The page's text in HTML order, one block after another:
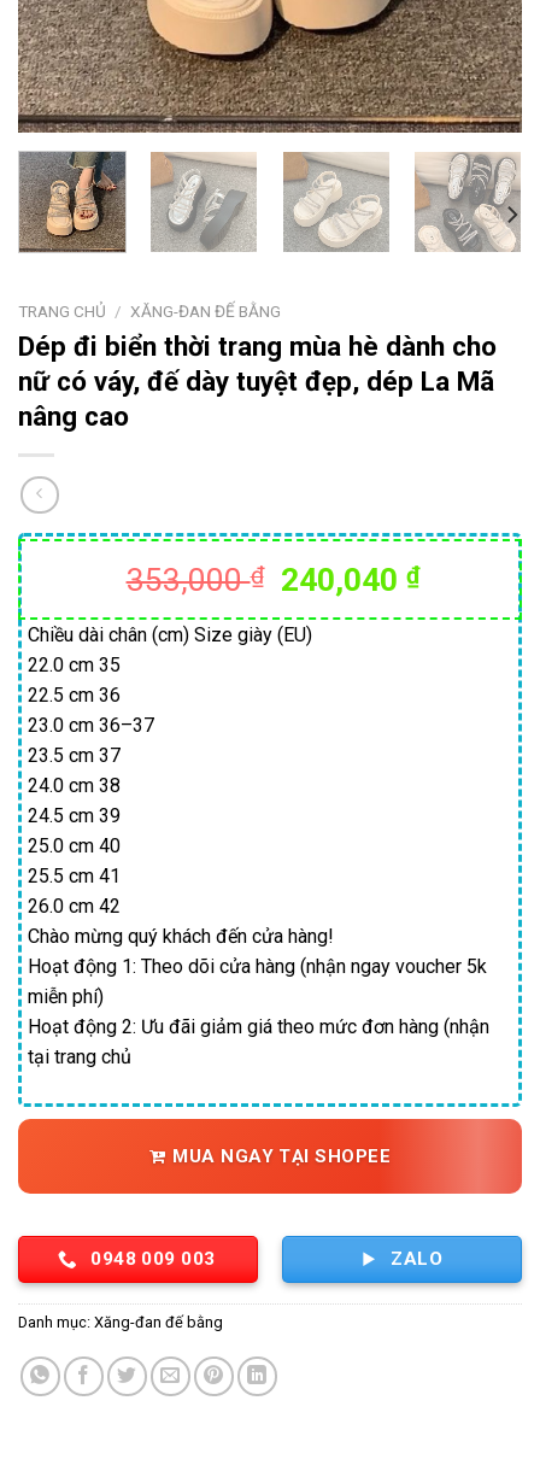
TRANG CHỦ / XĂNG-ĐAN ĐẾ BẰNG
Dép đi biển thời trang mùa hè dành cho
nữ có váy, đế dày tuyệt đẹp, dép La Mã
nâng cao
353,000₫
Giá
gốc
là:
240,040₫Giá
hiện
Chiều dài chân (cm) Size giày (EU)
22.0 cm 35
22.5 cm 36
23.0 cm 36–37
23.5 cm 37
24.0 cm 38
24.5 cm 39
25.0 cm 40
25.5 cm 41
26.0 cm 42
Chào mừng quý khách đến cửa hàng!
Hoạt động 1: Theo dõi cửa hàng (nhận ngay voucher 5k
miễn phí)
Hoạt động 2: Ưu đãi giảm giá theo mức đơn hàng (nhận
tại trang chủ
MUA NGAY TẠI SHOPEE
0948 009 003 ZALO
Danh mục: Xăng-đan đế bằng